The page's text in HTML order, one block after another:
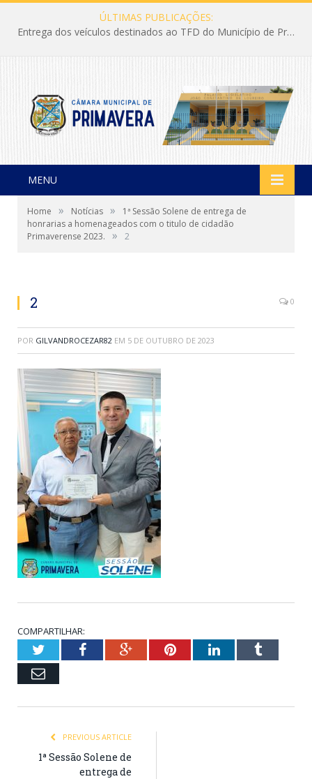
ÚLTIMAS PUBLICAÇÕES:
Entrega dos veículos destinados ao TFD do Município de Primavera
MENU
Home » Notícias »
1ª Sessão Solene de entrega de
honrarias a homenageados com o titulo de cidadão
Primaverense 2023.
» 2
2 0
POR GILVANDROCEZAR82 EM 5 DE OUTUBRO DE 2023
COMPARTILHAR:
TwitterFacebookGoogle+PinterestLinkedInTumblr
Email
PREVIOUS ARTICLE
1ª Sessão Solene de
entrega de